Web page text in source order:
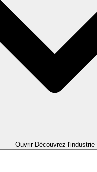
Ouvrir Découvrez l'industrie